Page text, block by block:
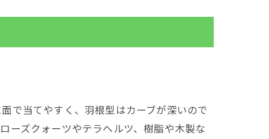
で当てやすく、羽根型はカーブが深いので
ーズクォーツやテラヘルツ、樹脂や木製な